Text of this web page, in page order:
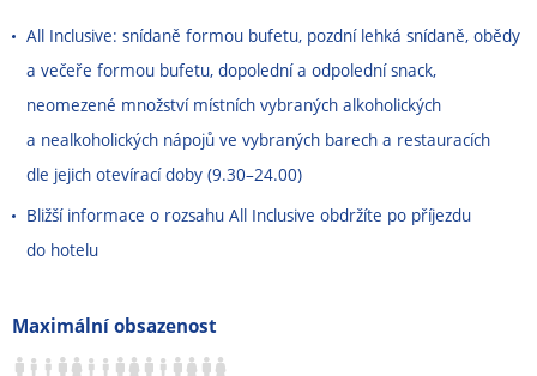
All Inclusive: snídaně formou bufetu, pozdní lehká snídaně, obědy
a večeře formou bufetu, dopolední a odpolední snack,
neomezené množství místních vybraných alkoholických
a nealkoholických nápojů ve vybraných barech a restauracích
dle jejich otevírací doby (9.30–24.00)
Bližší informace o rozsahu All Inclusive obdržíte po příjezdu
do hotelu
Maximální obsazenost